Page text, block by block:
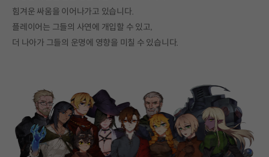
힘겨운 싸움을 이어나가고 있습니다.
플레이어는 그들의 사연에 개입할 수 있고,
더 나아가 그들의 운명에 영향을 미칠 수 있습니다.